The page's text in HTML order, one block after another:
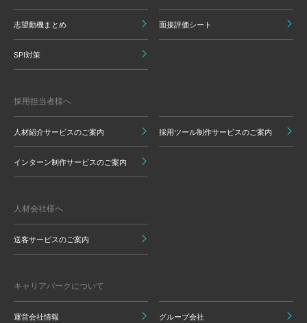
志望動機まとめ 面接評価シート
SPI対策
採用担当者様へ
人材紹介サービスのご案内 採用ツール制作サービスのご案内
インターン制作サービスのご案内
人材会社様へ
送客サービスのご案内
キャリアパークについて
運営会社情報 グループ会社